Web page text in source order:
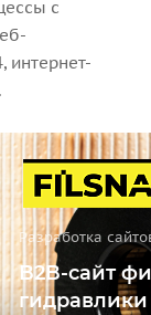
с
интернет-
Разработка
B2B-сайт
гидравлики